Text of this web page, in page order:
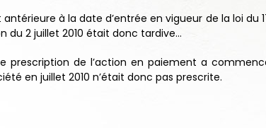
à la date d’entrée en vigueur de la loi du
du 2 juillet 2010 était donc tardive…
prescription de l’action en paiement a
en juillet 2010 n’était donc pas prescrite.